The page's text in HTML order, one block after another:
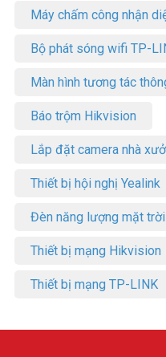
Máy chấm công nhận
Bộ phát sóng wifi TP-
Màn hình tương tác
Báo trộm Hikvision
Lắp đặt camera nhà
Thiết bị hội nghị Yealink
Đèn năng lượng mặt trời
Thiết bị mạng Hikvision
Thiết bị mạng TP-LINK